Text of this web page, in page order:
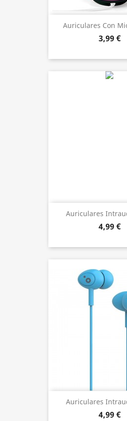
Auriculares Con
3,99 €
Auriculares
4,99 €
Auriculares
4,99 €